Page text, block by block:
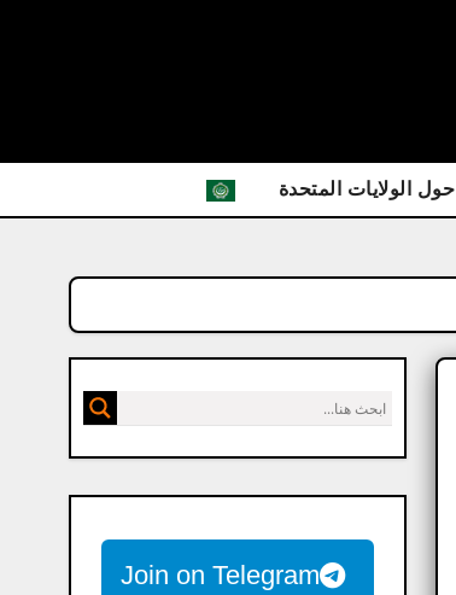
حول الولايات المتحدة
Join on Telegram